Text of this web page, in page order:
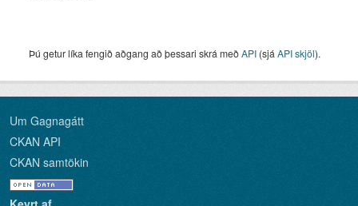
Þú getur líka fengið aðgang að þessari skrá meðAPI (sjá API skjöl).
Um Gagnagátt
CKAN API
CKAN samtökin